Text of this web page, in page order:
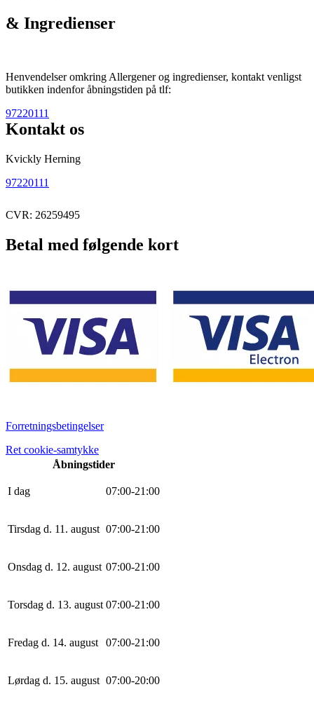
& Ingredienser
Henvendelser omkring Allergener og ingredienser, kontakt venligst
butikken indenfor åbningstiden på tlf:
97220111
Kontakt os
Kvickly Herning
97220111
CVR: 26259495
Betal med følgende kort
Forretningsbetingelser
Ret cookie-samtykke
Åbningstider
I dag 07:00-21 :00
Tirsdag d. 11. august 07:00-21 :00
Onsdag d. 12. august 07:00-21 :00
Torsdag d. 13. august 07:00-21 :00
Fredag d. 14. august 07:00-21 :00
Lørdag d. 15. august 07:00-20:00